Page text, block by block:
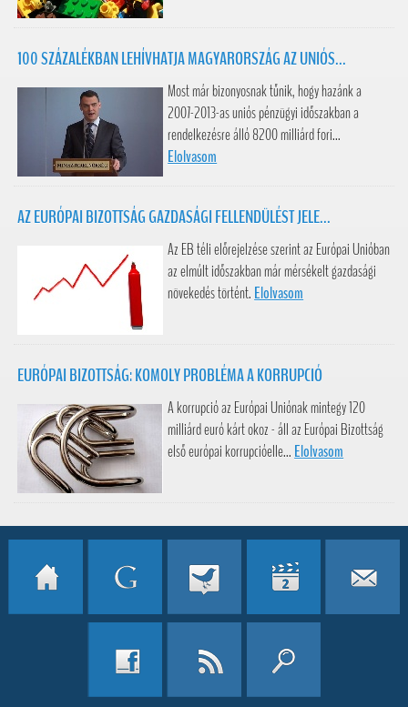
100 SZÁZALÉKBAN LEHÍVHATJA MAGYARORSZÁG AZ UNIÓS...
Most már bizonyosnak tűnik, hogy hazánk a
2007-2013-as uniós pénzügyi időszakban a
rendelkezésre álló 8200 milliárd fori...
Elolvasom
AZ EURÓPAI BIZOTTSÁG GAZDASÁGI FELLENDÜLÉST JELE...
Az EB téli előrejelzése szerint az Európai Unióban
az elmúlt időszakban már mérsékelt gazdasági
növekedés történt. Elolvasom
EURÓPAI BIZOTTSÁG: KOMOLY PROBLÉMA A KORRUPCIÓ
A korrupció az Európai Uniónak mintegy 120
milliárd euró kárt okoz - áll az Európai Bizottság
első európai korrupcióelle... Elolvasom